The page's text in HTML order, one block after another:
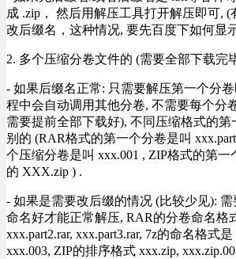
成 .zip， 然后用解压工具打开解压即可,
改后缀名，这种情况, 要先百度下如何显
2. 多个压缩分卷文件的 (需要全部下载完
- 如果后缀名正常: 只需要解压第一个分
程中会自动调用其他分卷, 不需要每个分
需要提前全部下载好), 不同压缩格式的
别的 (RAR格式的第一个分卷是叫
个压缩分卷是叫 xxx.001 , ZIP格式的第一
的 XXX.zip ) .
- 如果是需要改后缀的情况 (比较少见):
命名好才能正常解压, RAR的分卷命名格
xxx.part2.rar, xxx.part3.rar, 7z的命名格式
xxx.003, ZIP的排序格式 xxx.zip,